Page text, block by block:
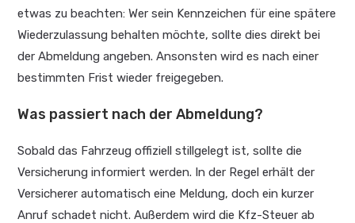
etwas zu beachten: Wer sein Kennzeichen für eine spätere
Wiederzulassung behalten möchte, sollte dies direkt bei
der Abmeldung angeben. Ansonsten wird es nach einer
bestimmten Frist wieder freigegeben.
Was passiert nach der Abmeldung?
Sobald das Fahrzeug offiziell stillgelegt ist, sollte die
Versicherung informiert werden. In der Regel erhält der
Versicherer automatisch eine Meldung, doch ein kurzer
Anruf schadet nicht. Außerdem wird die Kfz-Steuer ab